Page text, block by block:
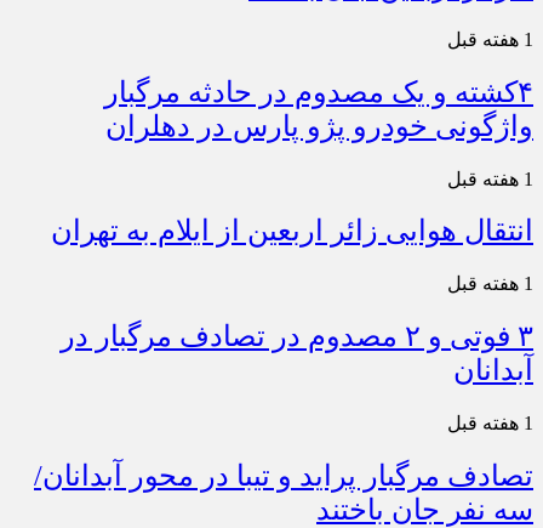
1 هفته قبل
۴کشته و یک مصدوم در حادثه مرگبار
واژگونی خودرو پژو پارس در دهلران
1 هفته قبل
انتقال هوایی زائر اربعین از ایلام به تهران
1 هفته قبل
۳ فوتی و ۲ مصدوم در تصادف مرگبار در
آبدانان
1 هفته قبل
تصادف مرگبار پراید و تیبا در محور آبدانان/
سه نفر جان باختند